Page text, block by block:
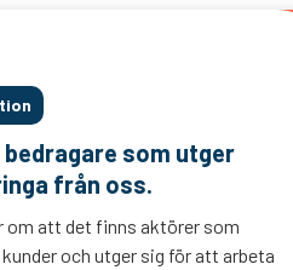
som utger
från oss.
om att det finns aktörer som
och utger sig för att arbeta